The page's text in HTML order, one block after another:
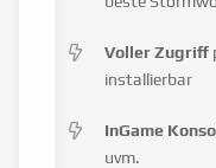
Voller Zugriff
installierbar
InGame
uvm.